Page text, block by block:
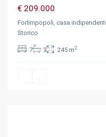
€ 209.000
Forlimpopoli, casa
Storico
7 3 245 m2